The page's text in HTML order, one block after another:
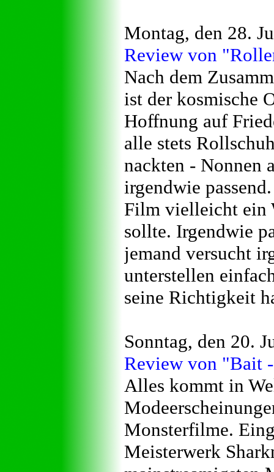
Montag, den 28.
Review von
Nach dem
ist der kosmische
Hoffnung auf
alle stets
nackten - Nonnen
irgendwie
Film vielleicht ein
sollte. Irgendwie
jemand versucht
unterstellen
seine Richtigkeit
Sonntag, den 20.
Review von "Bait
Alles kommt in
Monsterfilme.
Meisterwerk